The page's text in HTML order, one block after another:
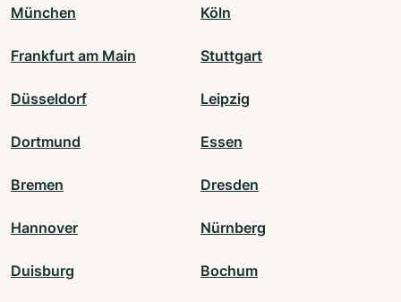
München Köln
Frankfurt am Main Stuttgart
Düsseldorf Leipzig
Dortmund Essen
Bremen Dresden
Hannover Nürnberg
Duisburg Bochum